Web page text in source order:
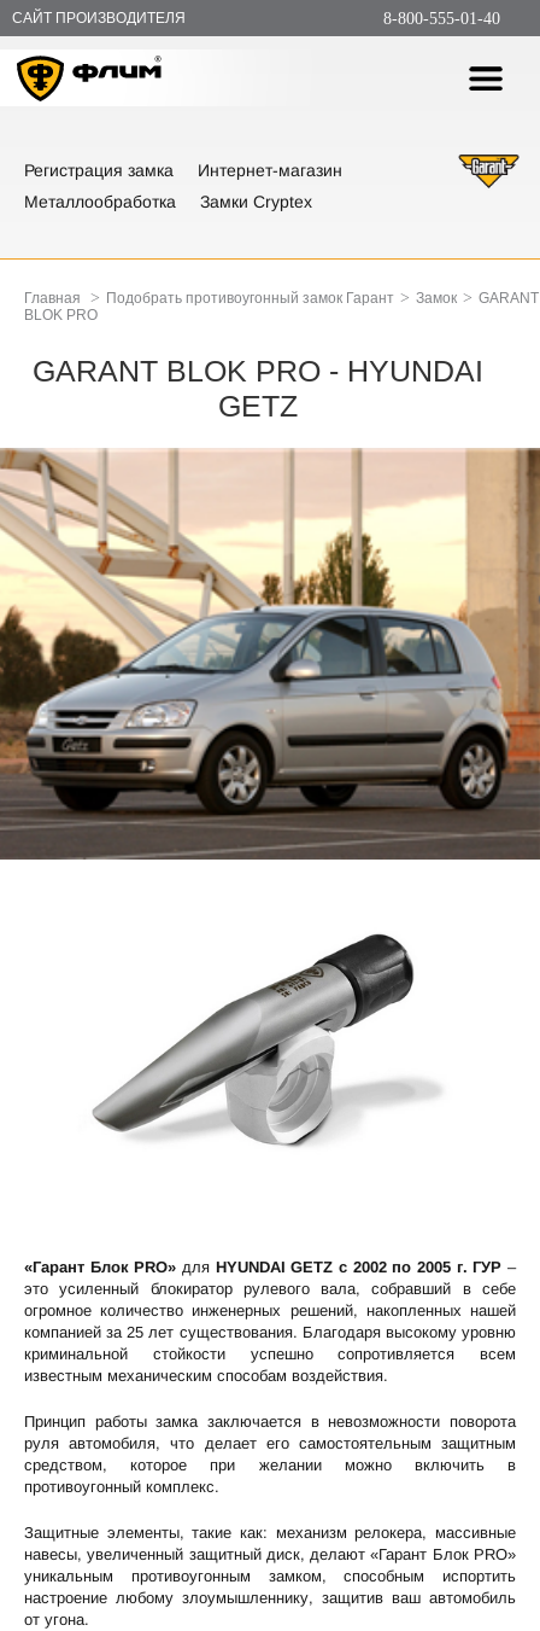
САЙТ ПРОИЗВОДИТЕЛЯ 8-800-555-01-40
Регистрация замка
Интернет-магазин
Металлообработка
Замки Cryptex
Главная > Подобрать противоугонный замок Гарант > Замок > GARANT
BLOK PRO
GARANT BLOK PRO - HYUNDAI
GETZ
«Гарант Блок PRO» для HYUNDAI GETZ c 2002 по 2005 г. ГУР –
это усиленный блокиратор рулевого вала, собравший в себе
огромное количество инженерных решений, накопленных нашей
компанией за 25 лет существования. Благодаря высокому уровню
криминальной стойкости успешно сопротивляется всем
известным механическим способам воздействия.
Принцип работы замка заключается в невозможности поворота
руля автомобиля, что делает его самостоятельным защитным
средством, которое при желании можно включить в
противоугонный комплекс.
Защитные элементы, такие как: механизм релокера, массивные
навесы, увеличенный защитный диск, делают «Гарант Блок PRO»
уникальным противоугонным замком, способным испортить
настроение любому злоумышленнику, защитив ваш автомобиль
от угона.